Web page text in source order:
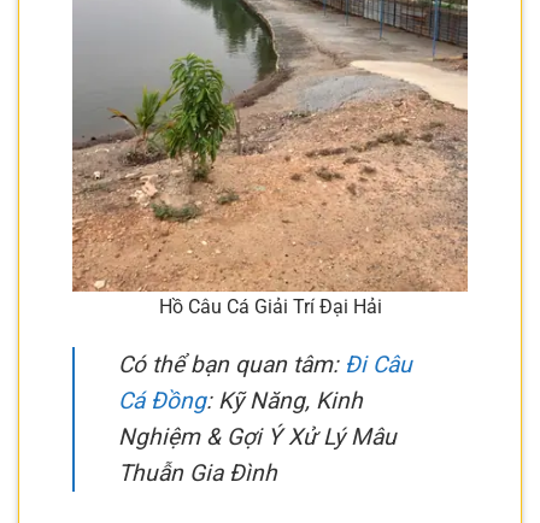
Hồ Câu Cá Giải Trí Đại Hải
Có thể bạn quan tâm: Đi Câu
Cá Đồng: Kỹ Năng, Kinh
Nghiệm & Gợi Ý Xử Lý Mâu
Thuẫn Gia Đình